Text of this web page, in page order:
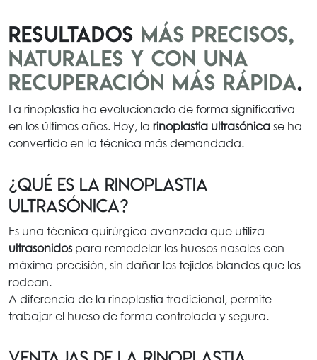
resultados más precisos,
naturales y con una
recuperación más rápida.
La rinoplastia ha evolucionado de forma significativa
en los últimos años. Hoy, la rinoplastia ultrasónicase ha
convertido en la técnica más demandada.
¿Qué es la rinoplastia
ultrasónica?
Es una técnica quirúrgica avanzada que utiliza
ultrasonidos para remodelar los huesos nasales con
máxima precisión, sin dañar los tejidos blandos que los
rodean.
A diferencia de la rinoplastia tradicional, permite
trabajar el hueso de forma controlada y segura.